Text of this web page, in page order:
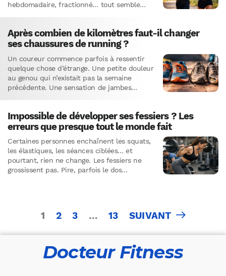
hebdomadaire, fractionné… tout semble
autre indicateur.Un…
Après combien de kilomètres faut-il changer
ses chaussures de running ?
Un coureur commence parfois à ressentir
quelque chose d’étrange. Une petite douleur
au genou qui n’existait pas la semaine
précédente. Une sensation de jambes
Impossible de développer ses fessiers ? Les
erreurs que presque tout le monde fait
Certaines personnes enchaînent les squats,
les élastiques, les séances ciblées… et
pourtant, rien ne change. Les fessiers ne
grossissent pas. Pire, parfois le dos
des
publications
1 2 3 … 13 SUIVANT
Docteur Fitness